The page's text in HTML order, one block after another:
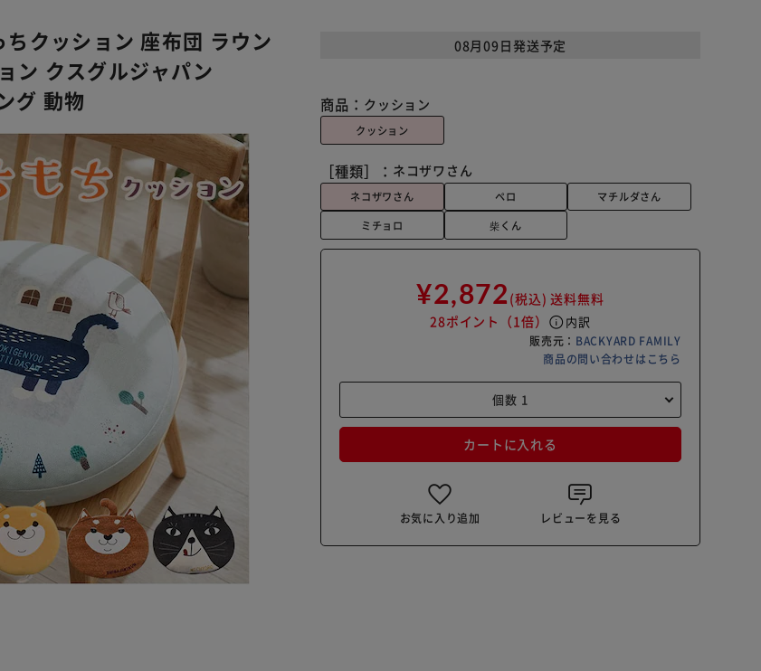
クッション 座布団 ラウン
ン クスグルジャパン
グ 動物
08月09日発送予定
商品： クッション
クッション
［種類］： ネコザワさん
ネコザワさん ペロ
マチルダさん
ミチョロ
柴くん
¥2,872 (税込) 送料無料
28ポイント （1倍） info 内訳
販売元： BACKYARD FAMILY
商品の問い合わせはこちら
カートに入れる
お気に入り追加 レビューを見る